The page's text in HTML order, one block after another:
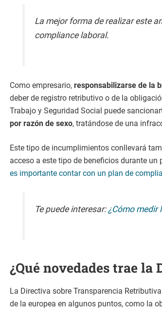
La mejor forma de realizar este
compliance laboral.
Como empresario, responsabilizarse de la
deber de registro retributivo o de la
Trabajo y Seguridad Social puede
por razón de sexo, tratándose de una
Este tipo de incumplimientos conllevará
acceso a este tipo de beneficios durante
es importante contar con un plan de
Te puede interesar:¿Cómo medir
¿Qué novedades trae
La Directiva sobre Transparencia
de la europea en algunos puntos, como la